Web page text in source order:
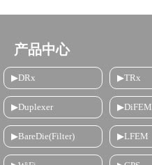
产品中心
▶DRx ▶TRx
▶Duplexer ▶DiFEM
▶BareDie(Filter) ▶LFEM